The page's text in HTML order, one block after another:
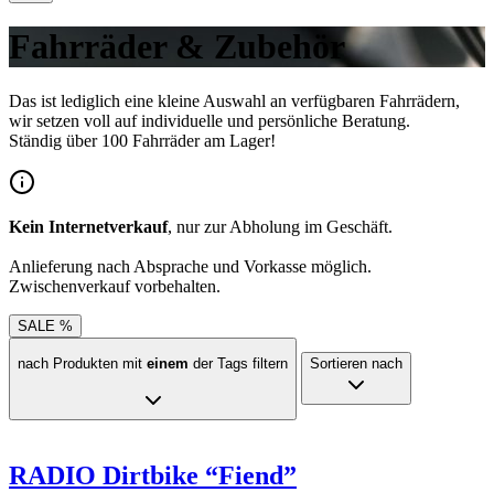
Fahrräder & Zubehör
Das ist lediglich eine kleine Auswahl an verfügbaren Fahrrädern,
wir setzen voll auf individuelle und persönliche Beratung.
Ständig über 100 Fahrräder am Lager!
Kein Internetverkauf, nur zur Abholung im Geschäft.
Anlieferung nach Absprache und Vorkasse möglich.
Zwischenverkauf vorbehalten.
SALE %
nach Produkten mit einem der Tags filtern Sortieren nach
RADIO Dirtbike “Fiend”